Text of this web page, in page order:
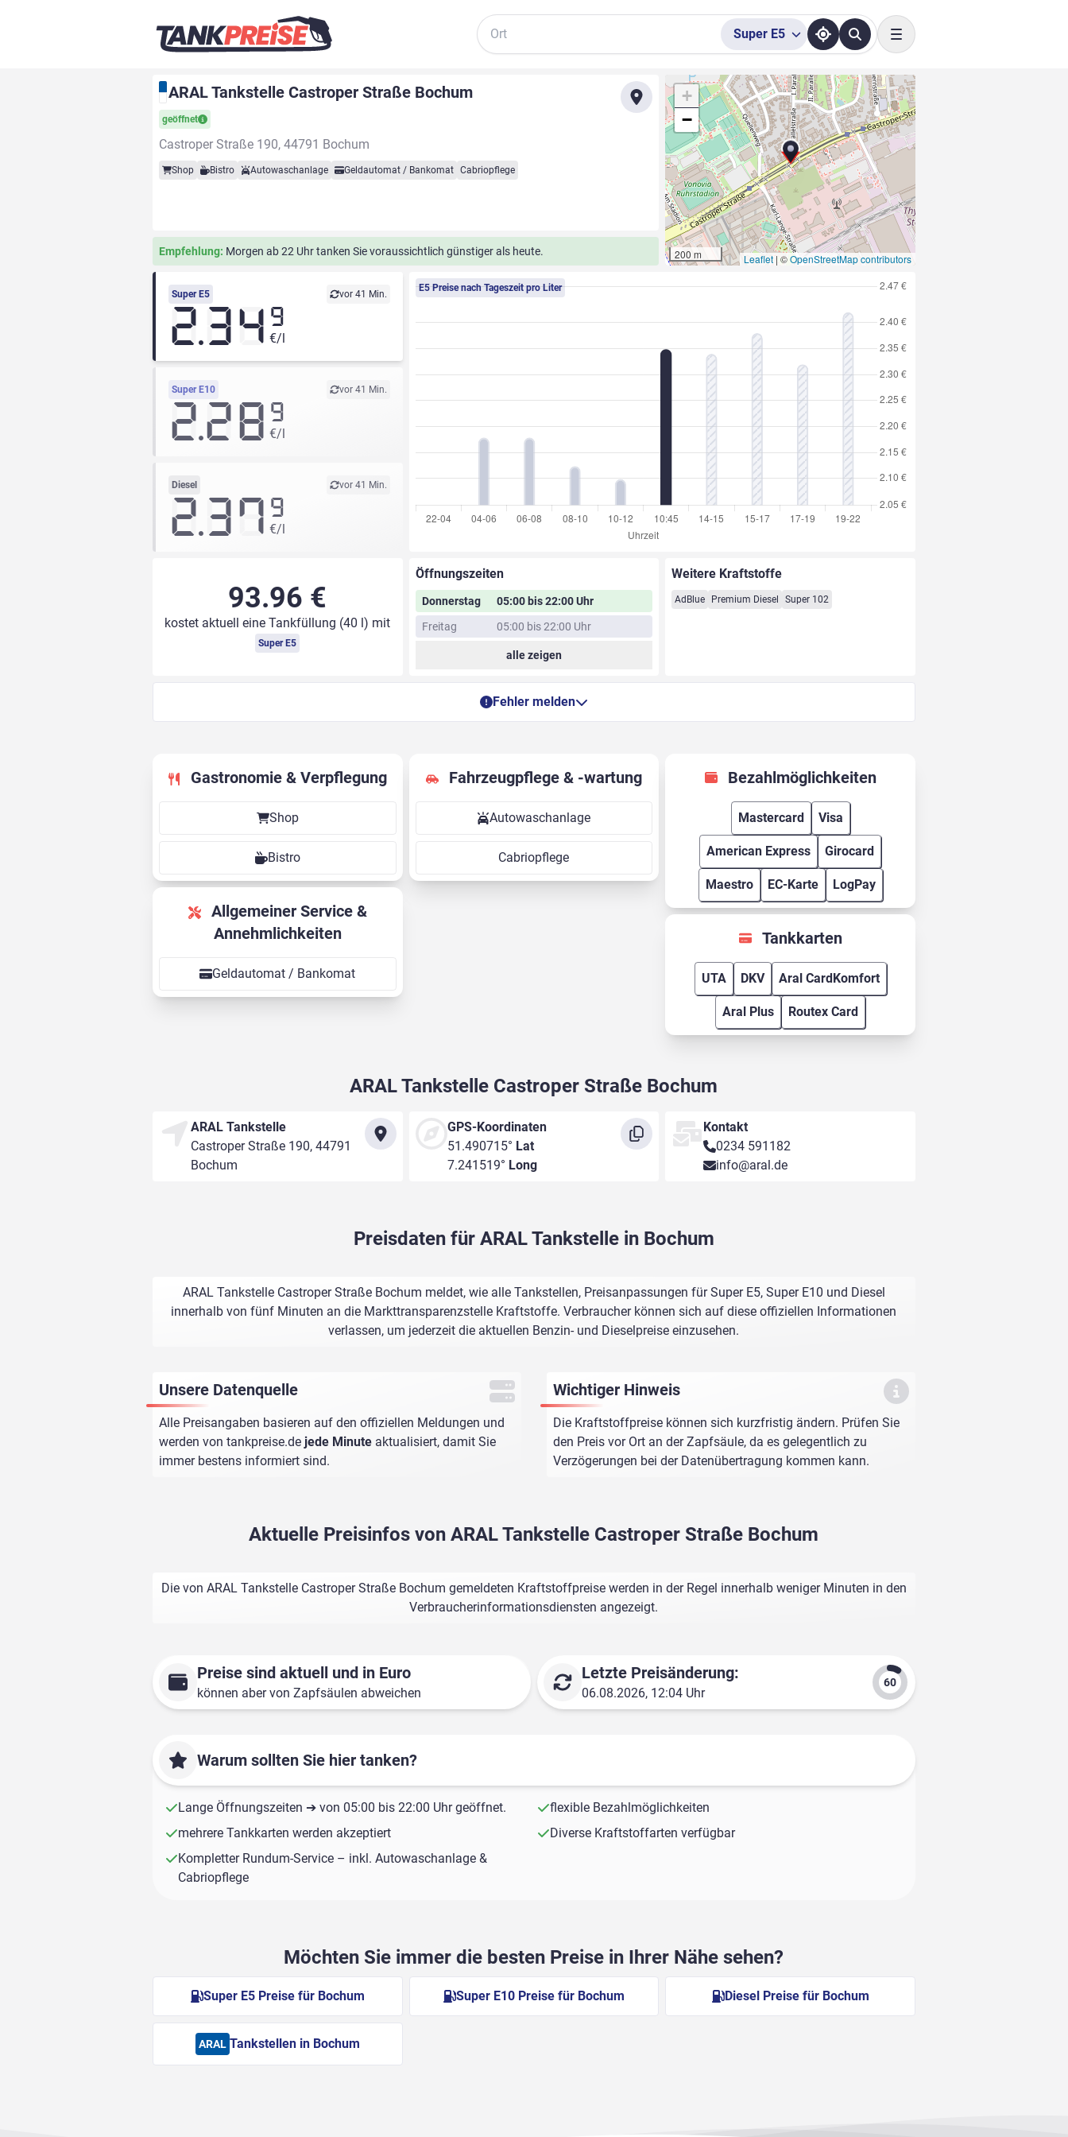
Suche
Super E5
Toggle navigation
ARAL Tankstelle Castroper Straße Bochum
geöffnet
Castroper Straße 190, 44791 Bochum
Shop Bistro Autowaschanlage Geldautomat / Bankomat Cabriopflege
Empfehlung: Morgen ab 22 Uhr tanken Sie voraussichtlich günstiger als heute.
+
−
200 m Leaflet | ©OpenStreetMap contributors
Super E5 vor 41 Min.
2.34 9
€/l
Super E10 vor 41 Min.
2.28 9
€/l
Diesel vor 41 Min.
2.37 9
€/l
E5 Preise nach Tageszeit pro Liter
93.96 €
kostet aktuell eine Tankfüllung (40 l) mit
Super E5
Öffnungszeiten
Donnerstag
05:00 bis 22:00 Uhr
Freitag
05:00 bis 22:00 Uhr
alle zeigen
Weitere Kraftstoffe
AdBlue Premium Diesel Super 102
Fehler melden
Gastronomie & Verpflegung
Shop
Bistro
Annehmlichkeiten
Geldautomat / Bankomat
Fahrzeugpflege & -wartung
Autowaschanlage
Cabriopflege
Bezahlmöglichkeiten
Mastercard Visa
American Express Girocard
Maestro EC-Karte LogPay
Tankkarten
UTA DKV Aral CardKomfort
Aral Plus Routex Card
ARAL Tankstelle Castroper Straße Bochum
ARAL Tankstelle
Castroper Straße 190, 44791
Bochum
GPS-Koordinaten
51.490715° Lat
7.241519° Long
Kontakt
0234 591182
info@aral.de
Preisdaten für ARAL Tankstelle in Bochum
ARAL Tankstelle Castroper Straße Bochum meldet, wie alle Tankstellen, Preisanpassungen für Super E5, Super E10 und Diesel
innerhalb von fünf Minuten an die Markttransparenzstelle Kraftstoffe. Verbraucher können sich auf diese offiziellen Informationen
verlassen, um jederzeit die aktuellen Benzin- und Dieselpreise einzusehen.
Unsere Datenquelle
Alle Preisangaben basieren auf den offiziellen Meldungen und
werden von tankpreise.de jede Minute aktualisiert, damit Sie
immer bestens informiert sind.
Wichtiger Hinweis
Die Kraftstoffpreise können sich kurzfristig ändern. Prüfen Sie
den Preis vor Ort an der Zapfsäule, da es gelegentlich zu
Verzögerungen bei der Datenübertragung kommen kann.
Aktuelle Preisinfos von ARAL Tankstelle Castroper Straße Bochum
Die von ARAL Tankstelle Castroper Straße Bochum gemeldeten Kraftstoffpreise werden in der Regel innerhalb weniger Minuten in den
Verbraucherinformationsdiensten angezeigt.
Preise sind aktuell und in Euro
können aber von Zapfsäulen abweichen
Letzte Preisänderung:
06.08.2026, 12:04 Uhr
Warum sollten Sie hier tanken?
Lange Öffnungszeiten ➔ von 05:00 bis 22:00 Uhr geöffnet.
flexible Bezahlmöglichkeiten
mehrere Tankkarten werden akzeptiert
Diverse Kraftstoffarten verfügbar
Kompletter Rundum-Service – inkl. Autowaschanlage &
Cabriopflege
Möchten Sie immer die besten Preise in Ihrer Nähe sehen?
Super E5 Preise für Bochum Super E10 Preise für Bochum Diesel Preise für Bochum
ARAL Tankstellen in Bochum